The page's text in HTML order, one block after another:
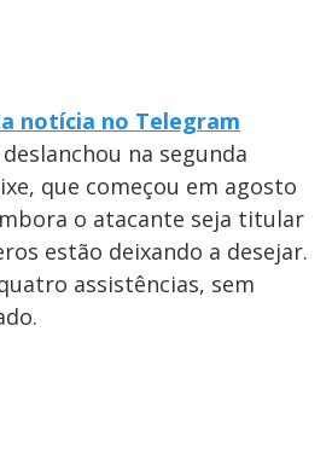
notícia no Telegram
na segunda
que começou em agosto
o atacante seja titular
estão deixando a desejar.
assistências, sem